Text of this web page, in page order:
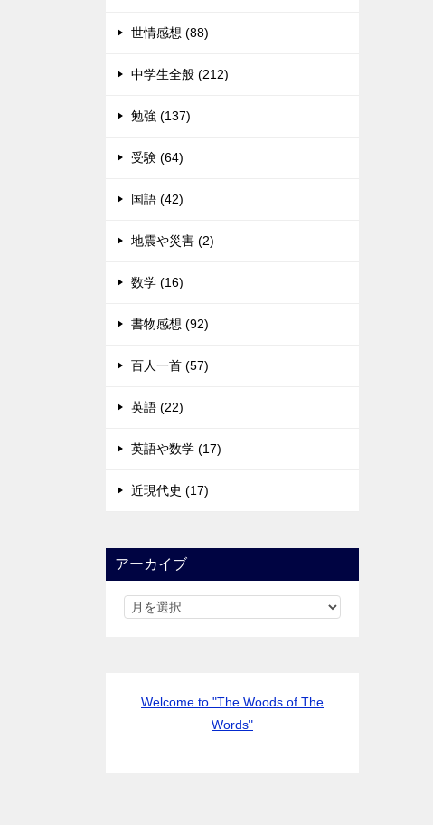
世情感想 (88)
中学生全般 (212)
勉強 (137)
受験 (64)
国語 (42)
地震や災害 (2)
数学 (16)
書物感想 (92)
百人一首 (57)
英語 (22)
英語や数学 (17)
近現代史 (17)
アーカイブ
Welcome to "The Woods of The
Words"